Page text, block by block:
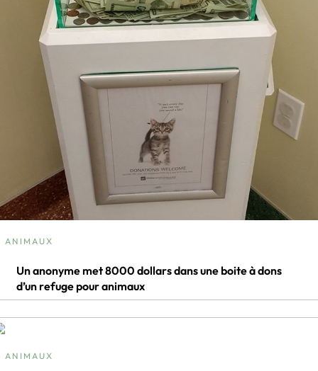
ANIMAUX
Un anonyme met 8000 dollars dans une boite à dons
d’un refuge pour animaux
ANIMAUX